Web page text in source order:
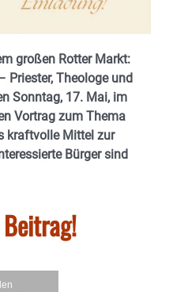
großen Rotter Markt:
Priester, Theologe und
Sonntag, 17. Mai, im
Vortrag zum Thema
kraftvolle Mittel zur
Bürger sind